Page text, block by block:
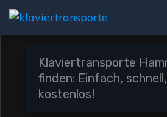
Klaviertransporte
finden: Einfach, schnell,
kostenlos!